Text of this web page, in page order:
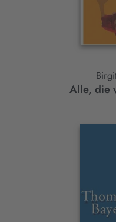
Alle, die